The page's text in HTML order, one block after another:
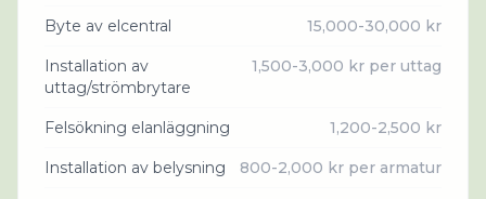
Byte av elcentral 15,000-30,000 kr
Installation av
uttag/strömbrytare
1,500-3,000 kr per uttag
Felsökning elanläggning 1,200-2,500 kr
Installation av belysning 800-2,000 kr per armatur